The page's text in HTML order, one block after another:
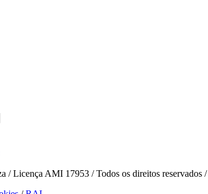
/ Licença AMI 17953 / Todos os direitos reservados /